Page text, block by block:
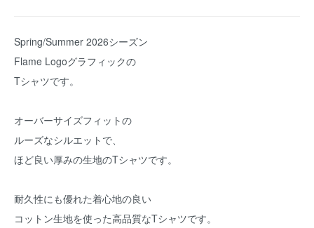
Spring/Summer 2026シーズン
Flame Logoグラフィックの
Tシャツです。
オーバーサイズフィットの
ルーズなシルエットで、
ほど良い厚みの生地のTシャツです。
耐久性にも優れた着心地の良い
コットン生地を使った高品質なTシャツです。